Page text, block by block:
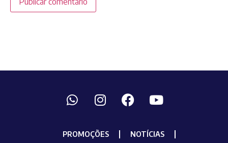
PROMOÇÕES NOTÍCIAS